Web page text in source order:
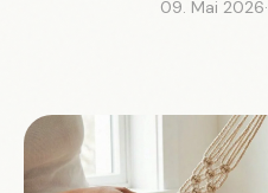
09. Mai 2026·